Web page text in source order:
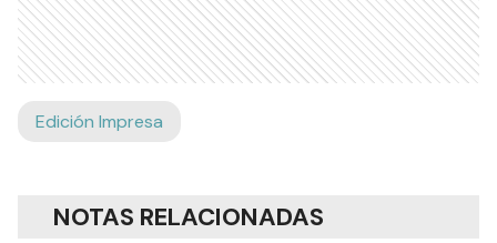
Edición Impresa
NOTAS RELACIONADAS